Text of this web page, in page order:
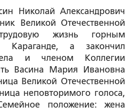
Николай Александрович
Великой Отечественной
жизнь горным
а закончил
и членом Коллегии
Васина Мария Ивановна
Великой Отечественной
неповторимого голоса,
положение: жена